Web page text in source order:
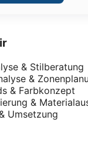
& Stilberatung
&
& Farbkonzept
&
Umsetzung